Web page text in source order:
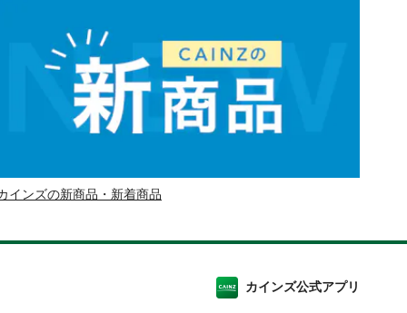
インズの新商品・新着商品
カインズ公式アプリ